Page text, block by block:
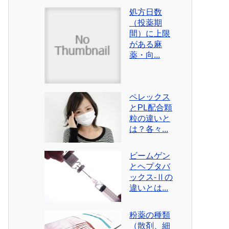
処方日数
（投薬期
間）に上限
がある麻
薬・向...
ペレックス
とPL配合顆
粒の違いと
は？各々...
ビームゲン
とヘプタバ
ックス-Ⅱの
違いとは...
粉薬の種類
（散剤、細